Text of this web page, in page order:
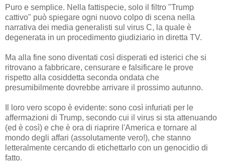
Puro e semplice. Nella fattispecie, solo il filtro "Trump
cattivo" può spiegare ogni nuovo colpo di scena nella
narrativa dei media generalisti sul virus C, la quale è
degenerata in un procedimento giudiziario in diretta TV.
Ma alla fine sono diventati così disperati ed isterici che si
ritrovano a fabbricare, censurare e falsificare le prove
rispetto alla cosiddetta seconda ondata che
presumibilmente dovrebbe arrivare il prossimo autunno.
Il loro vero scopo è evidente: sono così infuriati per le
affermazioni di Trump, secondo cui il virus si sta attenuando
(ed è così) e che è ora di riaprire l'America e tornare al
mondo degli affari (assolutamente vero!), che stanno
letteralmente cercando di etichettarlo con un genocidio di
fatto.